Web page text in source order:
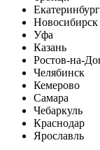
Екатеринбург
Новосибирск
Уфа
Казань
Ростов-на-
Челябинск
Кемерово
Самара
Чебаркуль
Краснодар
Ярославль